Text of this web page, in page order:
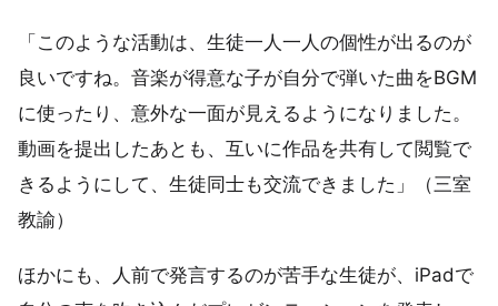
「このような活動は、生徒一人一人の個性が出るのが
良いですね。音楽が得意な子が自分で弾いた曲をBGM
に使ったり、意外な一面が見えるようになりました。
動画を提出したあとも、互いに作品を共有して閲覧で
きるようにして、生徒同士も交流できました」（三室
教諭）
ほかにも、人前で発言するのが苦手な生徒が、iPadで